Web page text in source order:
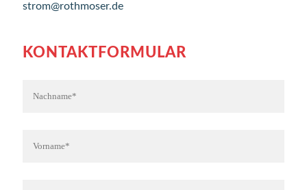
strom@rothmoser.de
KONTAKTFORMULAR